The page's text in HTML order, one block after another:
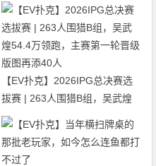
【EV扑克】2026IPG总决赛选
拔赛 | 263人围猎B组，吴武煌
54.4万领跑，主赛第一轮晋级版